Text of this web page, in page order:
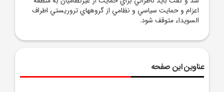
اعزام و حمايت سياسي و نظامي از گروههاي تروريستي اطراف
السويداء متوقف شود.
عناوین این صفحه